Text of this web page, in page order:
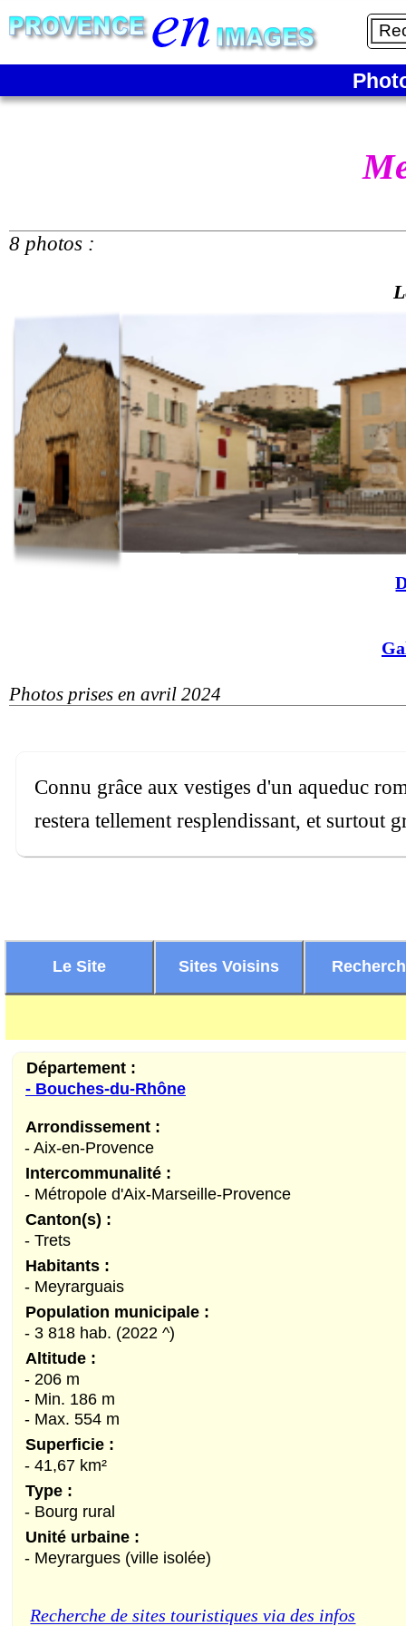
8 photos :
Photos prises en avril 2024
Connu grâce aux vestiges d'un aqueduc
restera tellement resplendissant, et surtout
Le Site Sites Voisins
Département :
- Bouches-du-Rhône
Arrondissement :
- Aix-en-Provence
Intercommunalité :
- Métropole d'Aix-Marseille-Provence
Canton(s) :
- Trets
Habitants :
- Meyrarguais
Population municipale :
- 3 818 hab. (2022 ^)
Altitude :
- 206 m
- Min. 186 m
- Max. 554 m
Superficie :
- 41,67 km²
Type :
- Bourg rural
Unité urbaine :
- Meyrargues (ville isolée)
Recherche de sites touristiques via des infos